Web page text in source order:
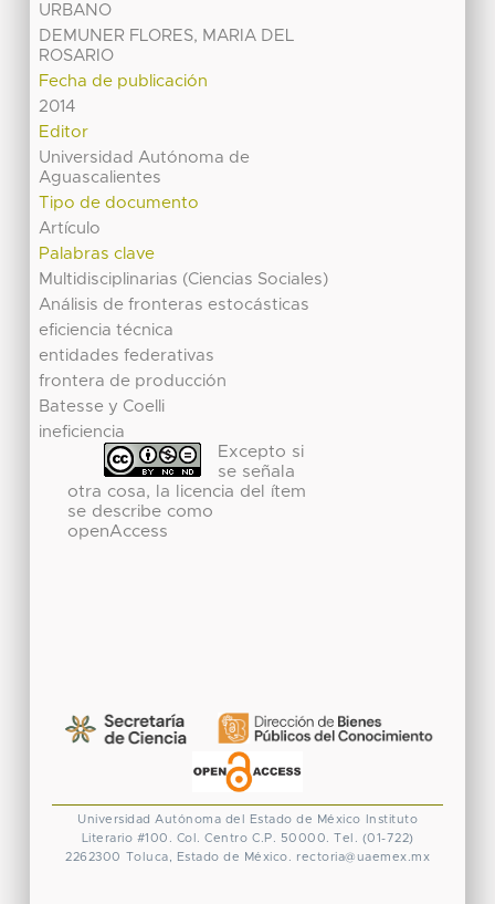
URBANO
DEMUNER FLORES, MARIA DEL
ROSARIO
Fecha de publicación
2014
Editor
Universidad Autónoma de
Aguascalientes
Tipo de documento
Artículo
Palabras clave
Multidisciplinarias (Ciencias Sociales)
Análisis de fronteras estocásticas
eficiencia técnica
entidades federativas
frontera de producción
Batesse y Coelli
ineficiencia
Excepto si
se señala
otra cosa, la licencia del ítem
se describe como
openAccess
Universidad Autónoma del Estado de México
Instituto
Literario #100. Col. Centro C.P. 50000. Tel. (01-722)
2262300
Toluca, Estado de México. rectoria@uaemex.mx